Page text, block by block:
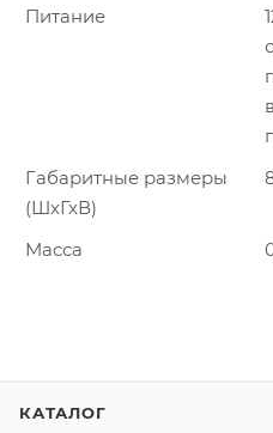
Питание
Габаритные размеры
(ШхГхВ)
Масса
КАТАЛОГ